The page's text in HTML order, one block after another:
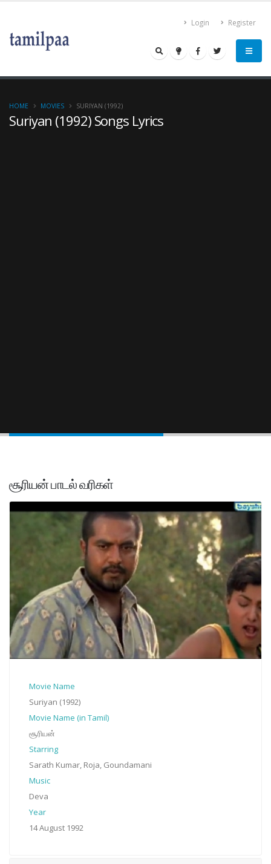
Login Register
Suriyan (1992) Songs Lyrics
HOME MOVIES SURIYAN (1992)
சூரியன் பாடல் வரிகள்
Movie Name
Suriyan (1992)
Movie Name (in Tamil)
சூரியன்
Starring
Sarath Kumar, Roja, Goundamani
Music
Deva
Year
14 August 1992